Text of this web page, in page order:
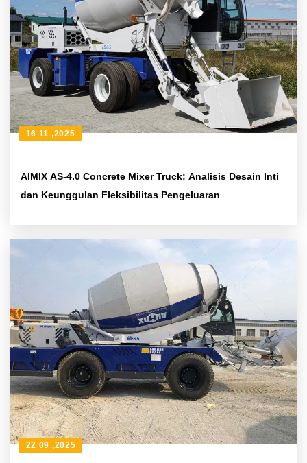
AIMIX AS-4.0 Concrete Mixer Truck: Analisis Desain Inti
dan Keunggulan Fleksibilitas Pengeluaran
16 11 ,2025
22 09 ,2025